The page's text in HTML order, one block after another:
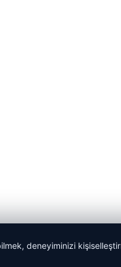
deneyiminizi